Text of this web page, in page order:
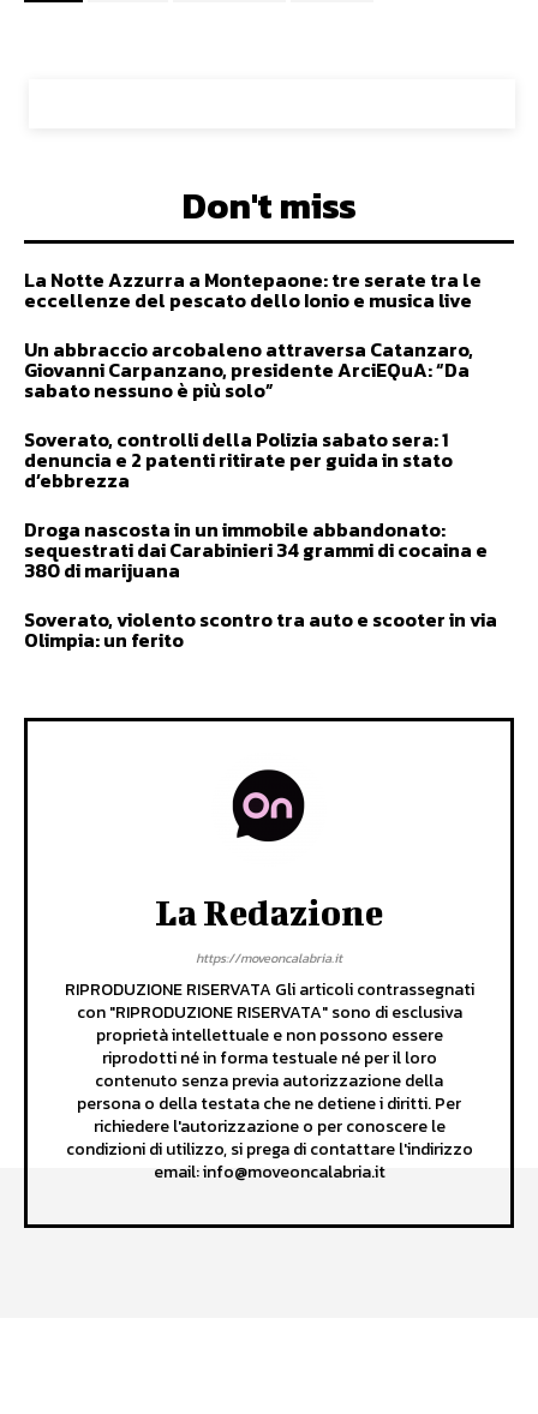
Don't miss
La Notte Azzurra a Montepaone: tre serate tra le
eccellenze del pescato dello Ionio e musica live
Un abbraccio arcobaleno attraversa Catanzaro,
Giovanni Carpanzano, presidente ArciEQuA: “Da
sabato nessuno è più solo”
Soverato, controlli della Polizia sabato sera: 1
denuncia e 2 patenti ritirate per guida in stato
d’ebbrezza
Droga nascosta in un immobile abbandonato:
sequestrati dai Carabinieri 34 grammi di cocaina e
380 di marijuana
Soverato, violento scontro tra auto e scooter in via
Olimpia: un ferito
La Redazione
https://moveoncalabria.it
RIPRODUZIONE RISERVATA Gli articoli contrassegnati
con "RIPRODUZIONE RISERVATA" sono di esclusiva
proprietà intellettuale e non possono essere
riprodotti né in forma testuale né per il loro
contenuto senza previa autorizzazione della
persona o della testata che ne detiene i diritti. Per
richiedere l'autorizzazione o per conoscere le
condizioni di utilizzo, si prega di contattare l'indirizzo
email: info@moveoncalabria.it